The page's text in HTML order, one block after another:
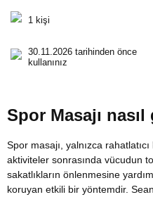
1 kişi
30.11.2026 tarihinden önce
kullanınız
Spor Masajı nasıl
Spor masajı, yalnızca
aktiviteler sonrasında vücudun
sakatlıkların önlenmesine
koruyan etkili bir yöntemdir.